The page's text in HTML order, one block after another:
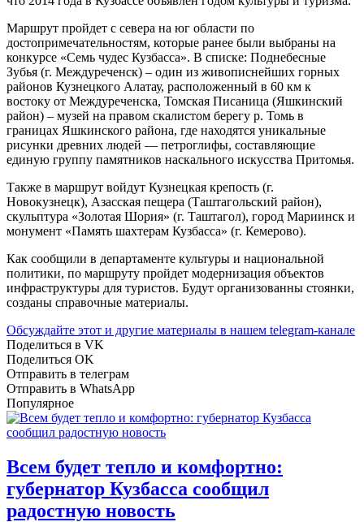
Маршрут пройдет с севера на юг области по
достопримечательностям, которые ранее были выбраны на
конкурсе «Семь чудес Кузбасса». В списке: Поднебесные
Зубья (г. Междуреченск) – один из живописнейших горных
районов Кузнецкого Алатау, расположенный в 60 км к
востоку от Междуреченска, Томская Писаница (Яшкинский
район) – музей на правом скалистом берегу р. Томь в
границах Яшкинского района, где находятся уникальные
рисунки древних людей — петроглифы, составляющие
единую группу памятников наскального искусства Притомья.
Также в маршрут войдут Кузнецкая крепость (г.
Новокузнецк), Азасская пещера (Таштагольский район),
скульптура «Золотая Шория» (г. Таштагол), город Мариинск и
монумент «Память шахтерам Кузбасса» (г. Кемерово).
Как сообщили в департаменте культуры и национальной
политики, по маршруту пройдет модернизация объектов
инфраструктуры для туристов. Будут организованны стоянки,
созданы справочные материалы.
Обсуждайте этот и другие материалы в нашем telegram-канале
Поделиться в VK
Поделиться OK
Отправить в телеграм
Отправить в WhatsApp
Популярное
Всем будет тепло и комфортно:
губернатор Кузбасса сообщил
радостную новость